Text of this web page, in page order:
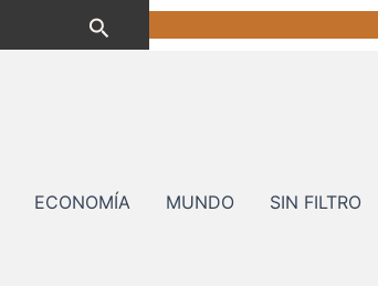
Buscar
ECONOMÍA MUNDO SIN FILTRO